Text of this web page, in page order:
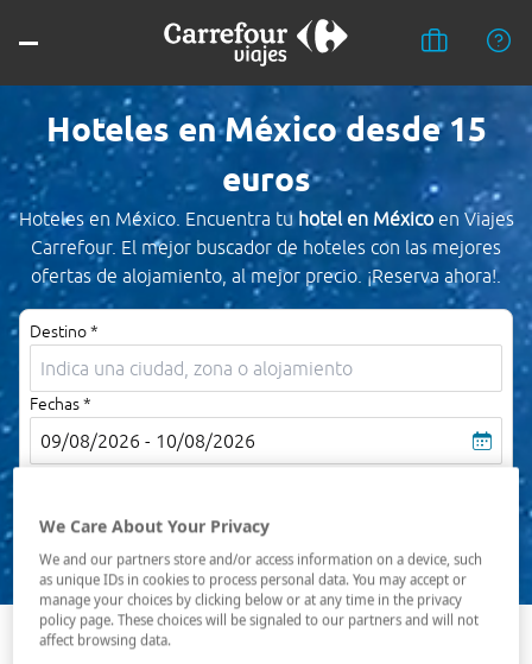
Hoteles en México desde 15
euros
Hoteles en México. Encuentra tu hotel en México en Viajes
Carrefour. El mejor buscador de hoteles con las mejores
ofertas de alojamiento, al mejor precio. ¡Reserva ahora!.
Destino *
Fechas *
09/08/2026 - 10/08/2026
Buscar
We Care About Your Privacy
We and our partners store and/or access information on a device, such
as unique IDs in cookies to process personal data. You may accept or
manage your choices by clicking below or at any time in the privacy
policy page. These choices will be signaled to our partners and will not
affect browsing data.